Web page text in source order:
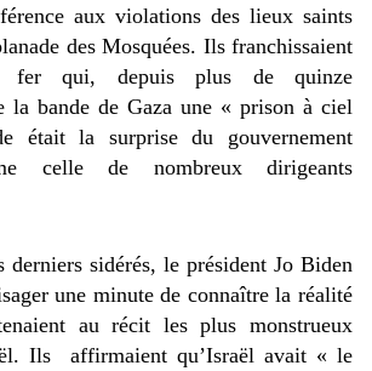
aux violations des lieux saints
des Mosquées. Ils franchissaient
fer qui, depuis plus de quinze
la bande de Gaza une « prison à ciel
était la surprise du gouvernement
celle de nombreux dirigeants
derniers sidérés, le président Jo Biden
une minute de connaître la réalité
au récit les plus monstrueux
Ils  affirmaient qu’Israël avait « le